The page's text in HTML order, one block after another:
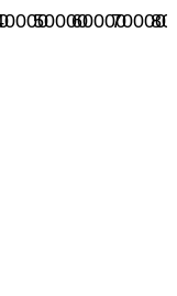
500006000070000